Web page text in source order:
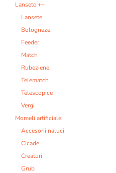
Lansete ++
Lansete
Bologneze
Feeder
Match
Rubeziene
Telematch
Telescopice
Vergi
Momeli artificiale:
Accesorii naluci
Cicade
Creaturi
Grub